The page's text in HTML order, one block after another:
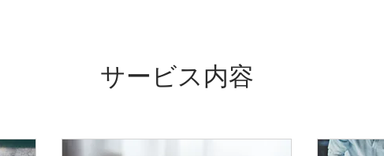
サービス内容